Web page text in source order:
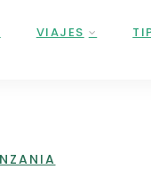
VIAJES